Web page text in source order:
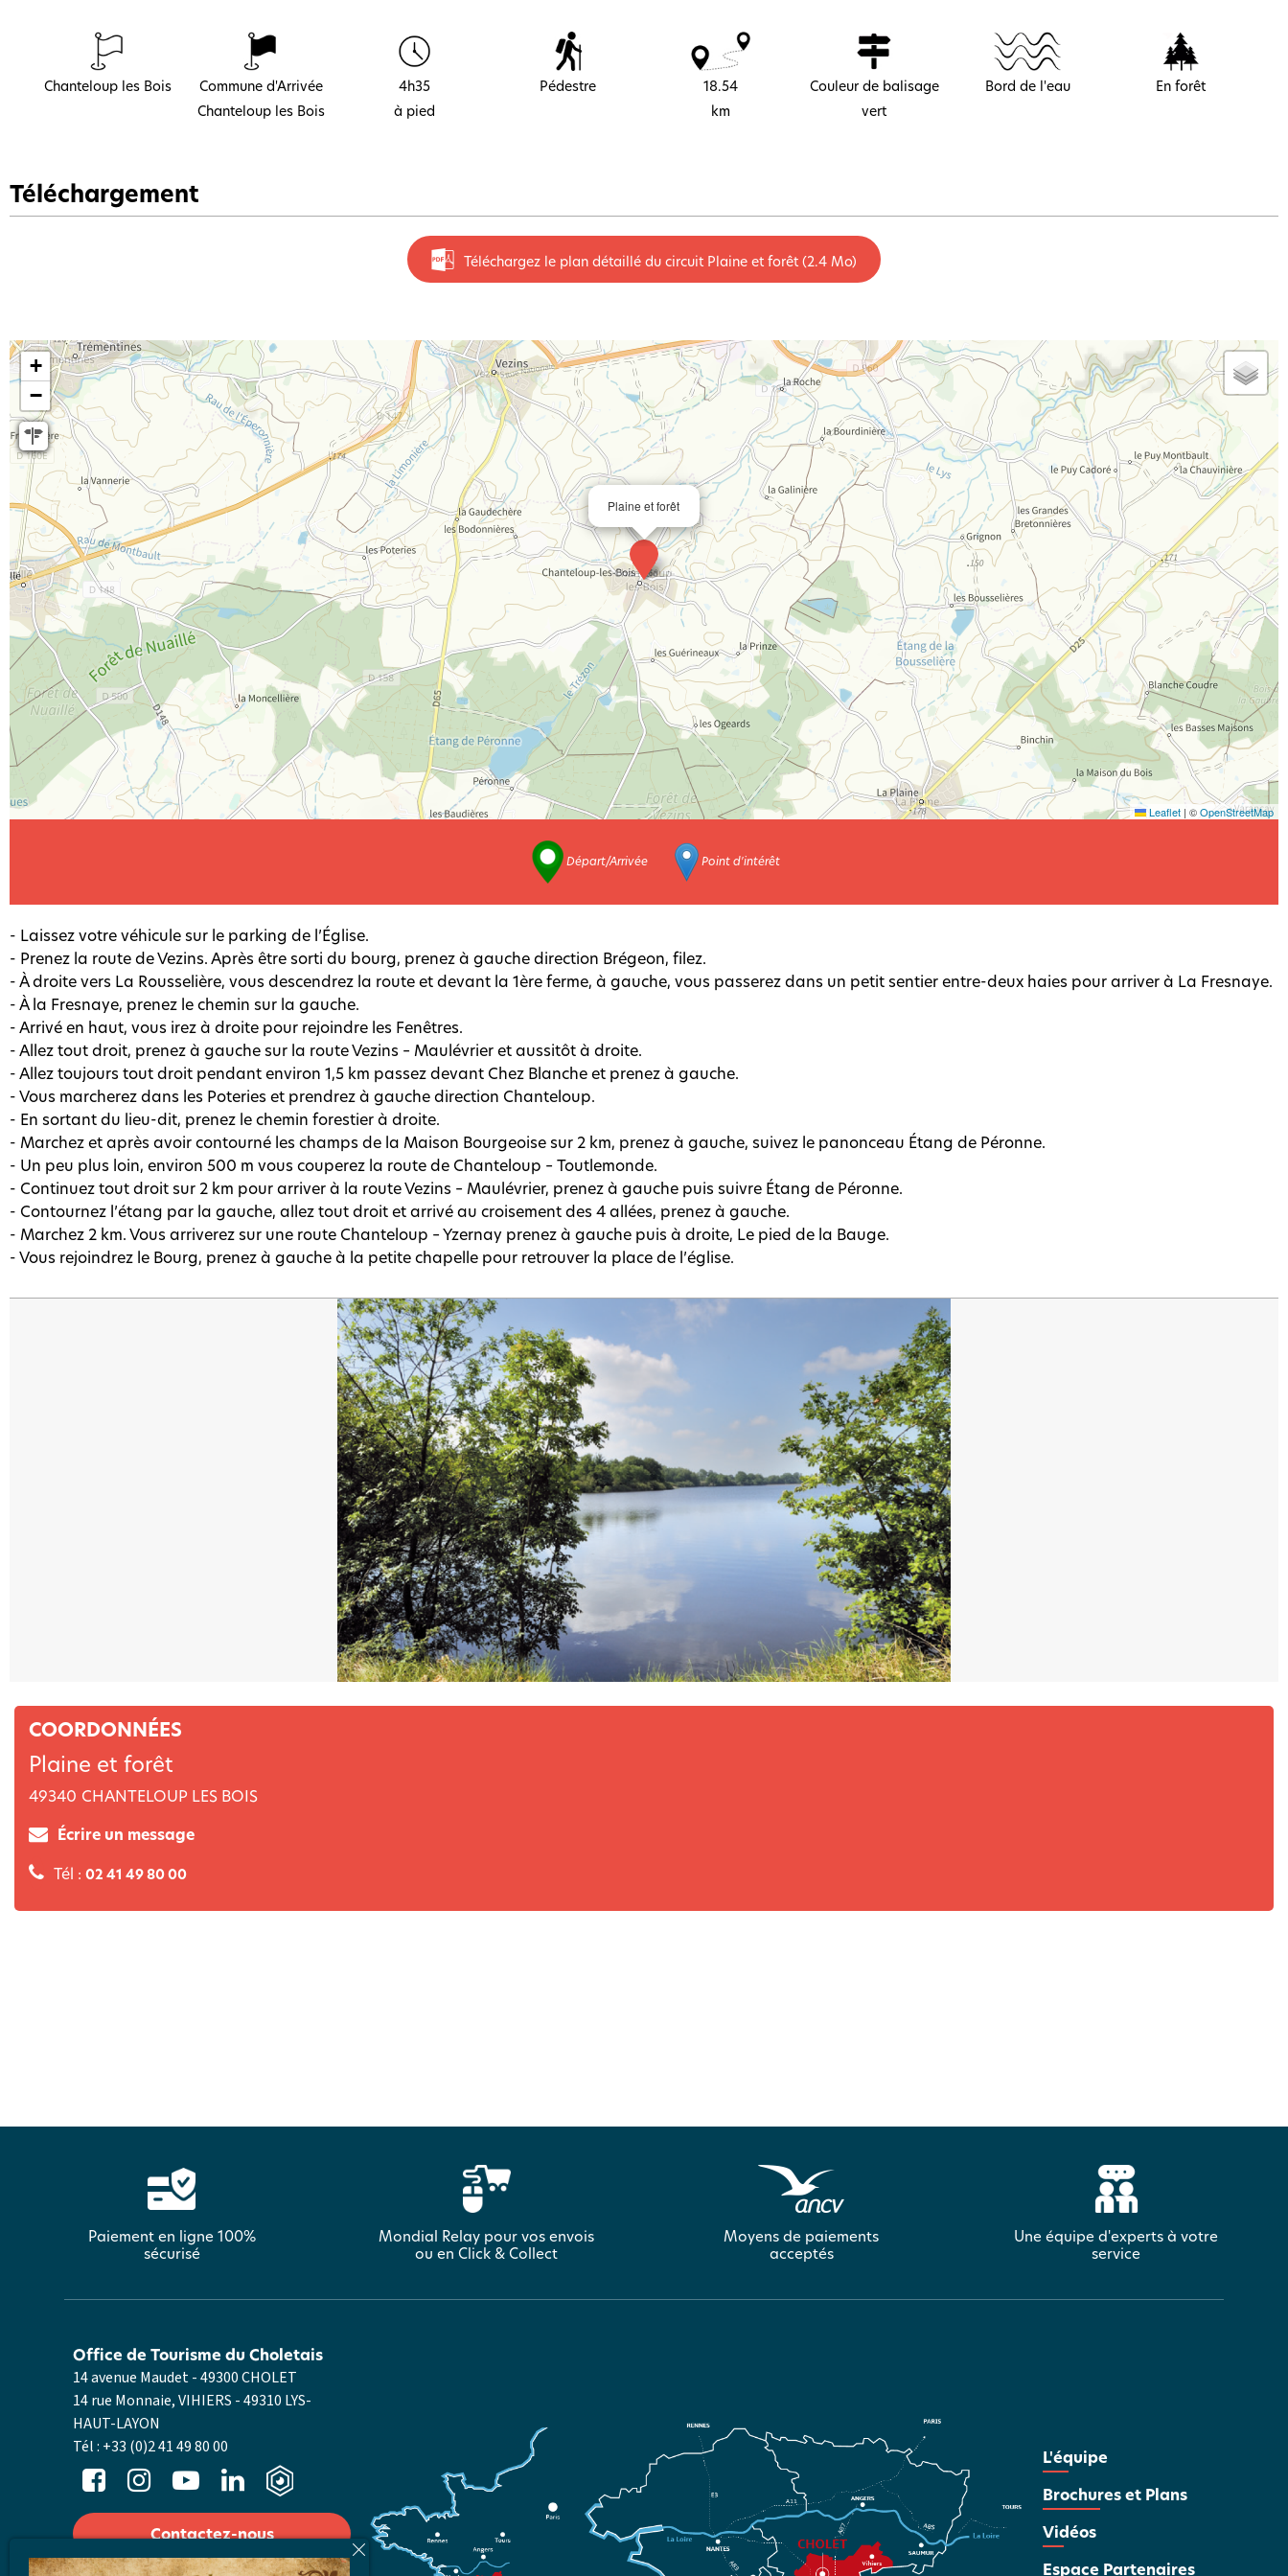
Chanteloup les Bois
Commune d'Arrivée
Chanteloup les Bois
4h35
à pied
Pédestre
18.54
km
Couleur de balisage
vert
Bord de l'eau En forêt
Téléchargement
Téléchargez le plan détaillé du circuit Plaine et forêt (2.4 Mo)
Plaine et forêt
+
−
Leaflet | ©OpenStreetMap
Départ/Arrivée Point d'intérêt
- Laissez votre véhicule sur le parking de l’Église.
- Prenez la route de Vezins. Après être sorti du bourg, prenez à gauche direction Brégeon, filez.
- À droite vers La Rousselière, vous descendrez la route et devant la 1ère ferme, à gauche, vous passerez dans un petit sentier entre-deux haies pour arriver à La Fresnaye.
- À la Fresnaye, prenez le chemin sur la gauche.
- Arrivé en haut, vous irez à droite pour rejoindre les Fenêtres.
- Allez tout droit, prenez à gauche sur la route Vezins – Maulévrier et aussitôt à droite.
- Allez toujours tout droit pendant environ 1,5 km passez devant Chez Blanche et prenez à gauche.
- Vous marcherez dans les Poteries et prendrez à gauche direction Chanteloup.
- En sortant du lieu-dit, prenez le chemin forestier à droite.
- Marchez et après avoir contourné les champs de la Maison Bourgeoise sur 2 km, prenez à gauche, suivez le panonceau Étang de Péronne.
- Un peu plus loin, environ 500 m vous couperez la route de Chanteloup – Toutlemonde.
- Continuez tout droit sur 2 km pour arriver à la route Vezins – Maulévrier, prenez à gauche puis suivre Étang de Péronne.
- Contournez l’étang par la gauche, allez tout droit et arrivé au croisement des 4 allées, prenez à gauche.
- Marchez 2 km. Vous arriverez sur une route Chanteloup – Yzernay prenez à gauche puis à droite, Le pied de la Bauge.
- Vous rejoindrez le Bourg, prenez à gauche à la petite chapelle pour retrouver la place de l’église.
COORDONNÉES
Plaine et forêt
49340 CHANTELOUP LES BOIS
Écrire un message
Tél : 02 41 49 80 00
Paiement en ligne 100%
sécurisé
Mondial Relay pour vos envois
ou en Click & Collect
Moyens de paiements
acceptés
Une équipe d'experts à votre
service
14 avenue Maudet - 49300 CHOLET
14 rue Monnaie, VIHIERS - 49310 LYS-
HAUT-LAYON
Tél : +33 (0)2 41 49 80 00
Office de Tourisme du Choletais
Contactez-nous
L'équipe
Brochures et Plans
Vidéos
Espace Partenaires